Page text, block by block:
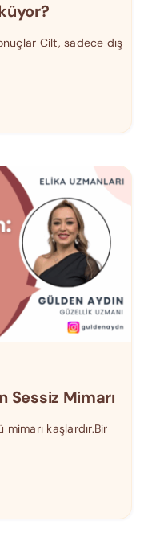
Cilt, sadece dış
Sessiz Mimarı
kaşlardır.Bir